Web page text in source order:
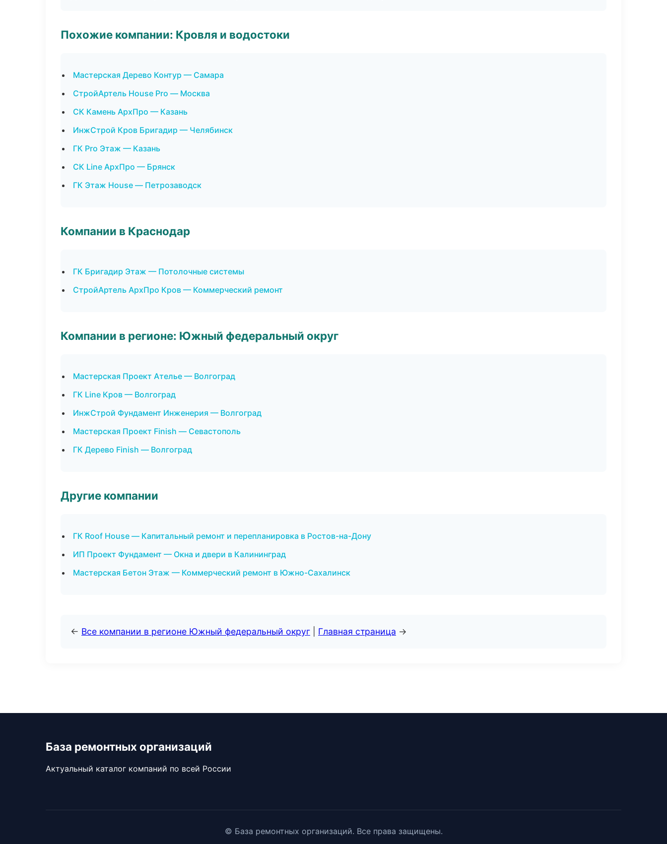
Похожие компании: Кровля и водостоки
Мастерская Дерево Контур — Самара
СтройАртель House Pro — Москва
СК Камень АрхПро — Казань
ИнжСтрой Кров Бригадир — Челябинск
ГК Pro Этаж — Казань
СК Line АрхПро — Брянск
ГК Этаж House — Петрозаводск
Компании в Краснодар
ГК Бригадир Этаж — Потолочные системы
СтройАртель АрхПро Кров — Коммерческий ремонт
Компании в регионе: Южный федеральный округ
Мастерская Проект Ателье — Волгоград
ГК Line Кров — Волгоград
ИнжСтрой Фундамент Инженерия — Волгоград
Мастерская Проект Finish — Севастополь
ГК Дерево Finish — Волгоград
Другие компании
ГК Roof House — Капитальный ремонт и перепланировка в Ростов-на-Дону
ИП Проект Фундамент — Окна и двери в Калининград
Мастерская Бетон Этаж — Коммерческий ремонт в Южно-Сахалинск
← Все компании в регионе Южный федеральный округ Главная страница →
База ремонтных организаций
Актуальный каталог компаний по всей России
© База ремонтных организаций. Все права защищены.